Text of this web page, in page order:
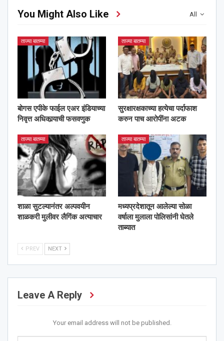
All
You Might Also Like
ताज्या बातम्या
बोगस एपीके फाईल एअर इंडियाच्या
निवृत्त अधिकार्‍याची फसवणुक
ताज्या बातम्या
सुरक्षारक्षकाच्या हत्येचा पर्दाफाश
करुन पाच आरोपींना अटक
ताज्या बातम्या
शाळा सुटल्यानंतर अल्पवयीन
शाळकरी मुलीवर लैगिंक अत्याचार
ताज्या बातम्या
मध्यप्रदेशातून आलेल्या सोळा
वर्षाला मुलाला पोलिसांनी घेतले
ताब्यात
PREV NEXT
Leave A Reply
Your email address will not be published.